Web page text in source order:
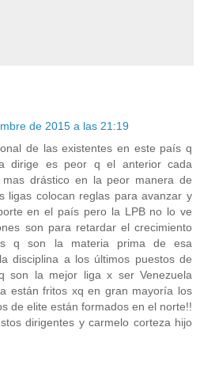
de 2015 a las 21:19
de las existentes en este país q
dirige es peor q el anterior cada
mas drástico en la peor manera de
ligas colocan reglas para avanzar y
en el país pero la LPB no lo ve
son para retardar el crecimiento
q son la materia prima de esa
disciplina a los últimos puestos de
son la mejor liga x ser Venezuela
están fritos xq en gran mayoría los
de elite están formados en el norte!!
dirigentes y carmelo corteza hijo